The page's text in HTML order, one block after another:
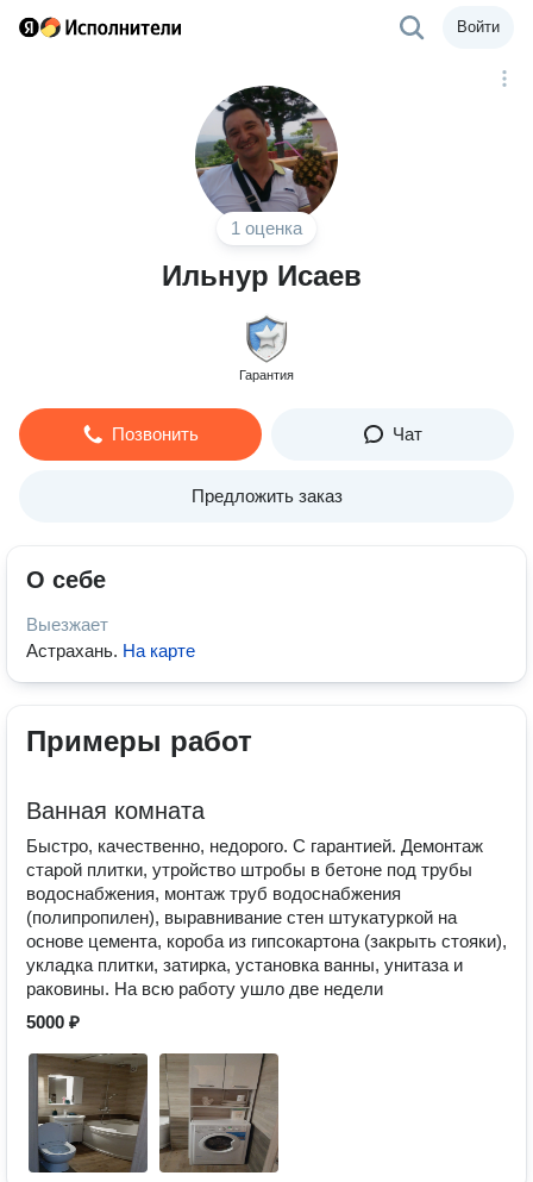
Войти
1 оценка
Ильнур Исаев
Гарантия
Позвонить Чат
Предложить заказ
О себе
Выезжает
Астрахань. На карте
Примеры работ
Ванная комната
Быстро, качественно, недорого. С гарантией. Демонтаж
старой плитки, утройство штробы в бетоне под трубы
водоснабжения, монтаж труб водоснабжения
(полипропилен), выравнивание стен штукатуркой на
основе цемента, короба из гипсокартона (закрыть стояки),
укладка плитки, затирка, установка ванны, унитаза и
раковины. На всю работу ушло две недели
5000 ₽